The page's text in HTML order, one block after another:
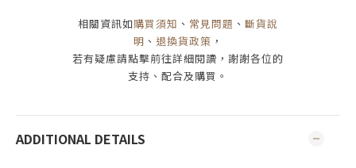
相關資訊如購買須知 、 常見問題 、 斷貨說
明 、 退換貨政策 ，
若有疑慮請點擊前往詳細閱讀，謝謝各位的
支持、配合及購買 。
ADDITIONAL DETAILS